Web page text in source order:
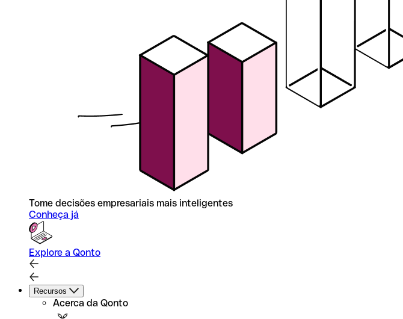
Tome decisões empresariais mais inteligentes
Conheça já
Explore a Qonto
Recursos
Acerca da Qonto